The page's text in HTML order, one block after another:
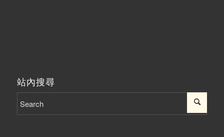
站內搜尋